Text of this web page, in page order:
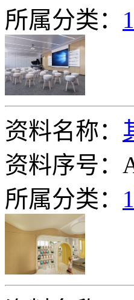
所属分类：
资料名称：
资料序号：
所属分类：